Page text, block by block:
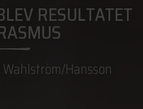
RESULTATET
Hansson